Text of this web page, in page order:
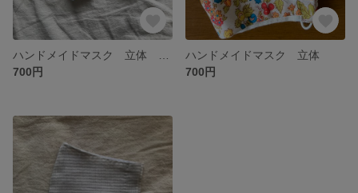
700円
ハンドメイドマスク 立体
700円